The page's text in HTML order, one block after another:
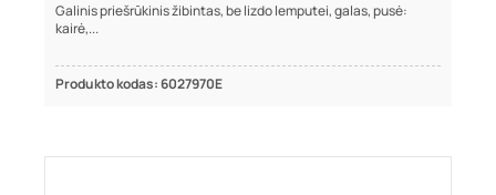
Galinis priešrūkinis žibintas, be lizdo lemputei, galas, pusė:
kairė,...
Produkto kodas: 6027970E